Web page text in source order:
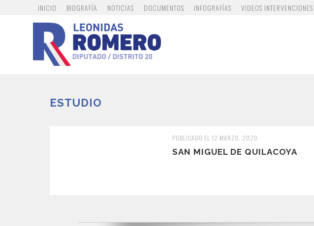
INICIO BIOGRAFÍA NOTICIAS DOCUMENTOS INFOGRAFÍAS VIDEOS INTERVENCIONES
ESTUDIO
PUBLICADO EL 12 MARZO, 2020
SAN MIGUEL DE QUILACOYA